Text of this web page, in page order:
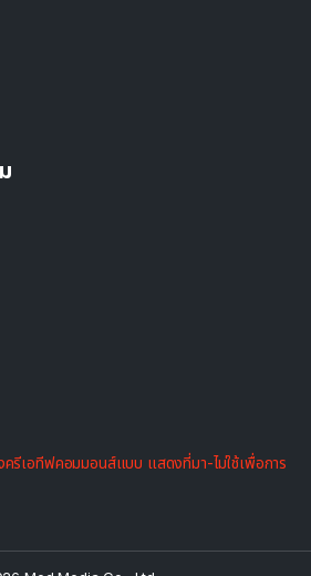
เอทีฟคอมมอนส์แบบ แสดงที่มา-ไม่ใช้เพื่อการ